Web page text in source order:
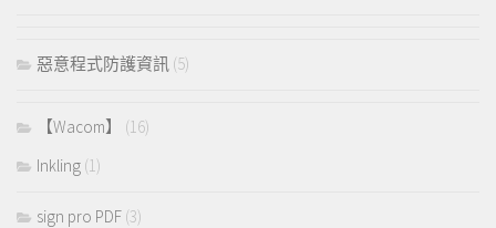
惡意程式防護資訊 (5)
【Wacom】
(16)
Inkling (1)
sign pro PDF (3)